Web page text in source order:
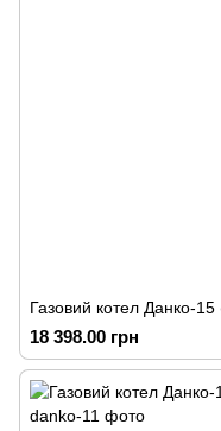
Газовий котел Данко-15
18 398.00 грн